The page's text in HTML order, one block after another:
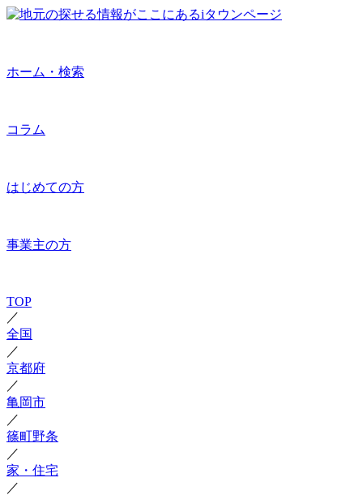
ホーム・検索
コラム
はじめての方
事業主の方
TOP
／
全国
／
京都府
／
亀岡市
／
篠町野条
／
家・住宅
／